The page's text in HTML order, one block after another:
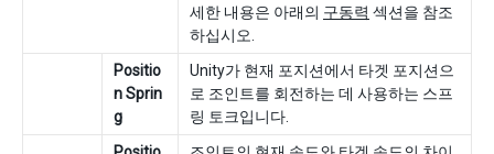
세한 내용은 아래의 구동력 섹션을 참조
하십시오.
Positio
n Sprin
g
Unity가 현재 포지션에서 타겟 포지션으
로 조인트를 회전하는 데 사용하는 스프
링 토크입니다.